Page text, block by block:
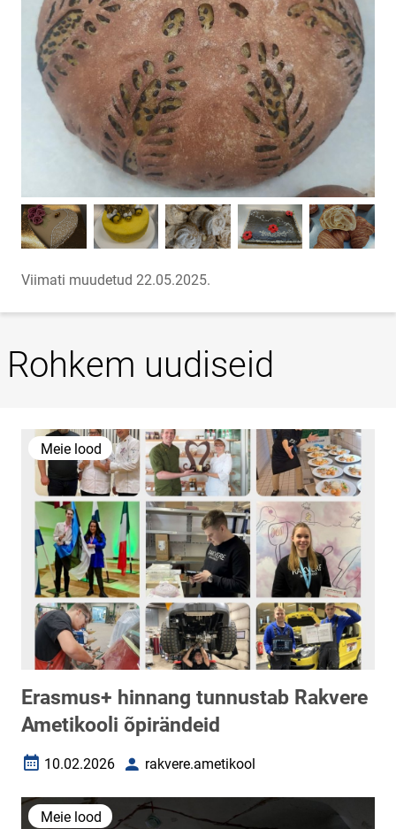
Viimati muudetud 22.05.2025.
Rohkem uudiseid
Meie lood
Erasmus+ hinnang tunnustab Rakvere
Ametikooli õpirändeid
Loomise kuupäev
10.02.2026 Autorrakvere.ametikool
Meie lood